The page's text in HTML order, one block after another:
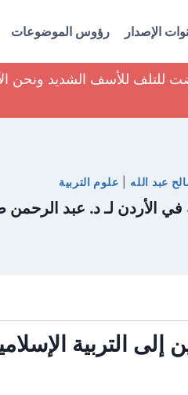
الإصدار رؤوس الموضوعات
للتلف للأسف الشديد ونحن
عبد الله علوم التربية
في الأردن لـ د. عبد الرحمن
إلى التربية